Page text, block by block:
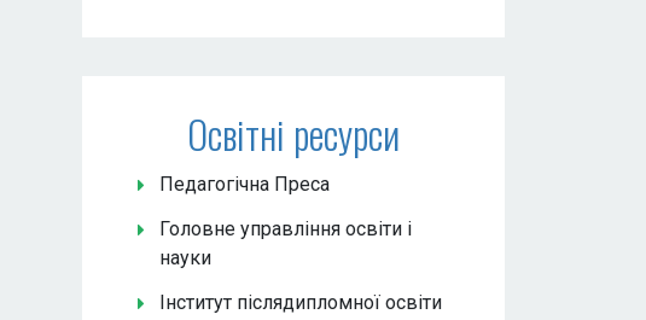
Освітні ресурси
Педагогічна Преса
Головне управління освіти і
науки
Інститут післядипломної освіти